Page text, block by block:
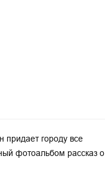
городу все
фотоальбом рассказ о